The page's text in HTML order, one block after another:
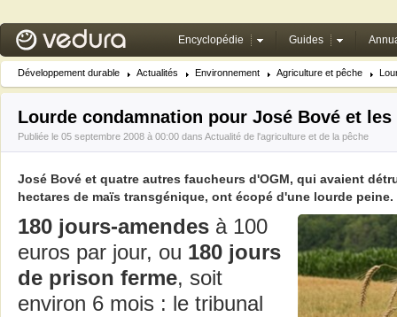
Encyclopédie Guides
Développement durable Actualités Environnement Agriculture et pêche
Lourde condamnation pour José Bové et
Publiée le 05 septembre 2008 à 00:00 dans Actualité de l'agriculture et de la pêche
José Bové et quatre autres faucheurs d'OGM, qui avaient
hectares de maïs transgénique, ont écopé d'une lourde peine.
180 jours-amendes à 100
euros par jour, ou 180 jours
de prison ferme, soit
environ 6 mois : le tribunal